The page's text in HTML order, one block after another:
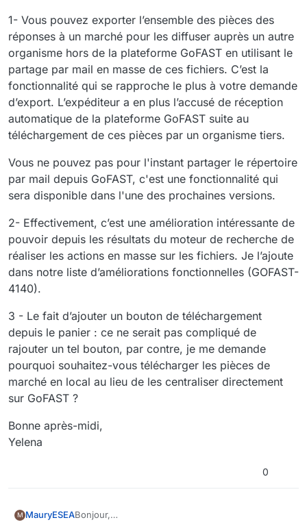
1- Vous pouvez exporter l’ensemble des pièces des
réponses à un marché pour les diffuser auprès un autre
organisme hors de la plateforme GoFAST en utilisant le
partage par mail en masse de ces fichiers. C’est la
fonctionnalité qui se rapproche le plus à votre demande
d’export. L’expéditeur a en plus l’accusé de réception
automatique de la plateforme GoFAST suite au
téléchargement de ces pièces par un organisme tiers.
Vous ne pouvez pas pour l'instant partager le répertoire
par mail depuis GoFAST, c'est une fonctionnalité qui
sera disponible dans l'une des prochaines versions.
2- Effectivement, c’est une amélioration intéressante de
pouvoir depuis les résultats du moteur de recherche de
réaliser les actions en masse sur les fichiers. Je l’ajoute
dans notre liste d’améliorations fonctionnelles (GOFAST-
4140).
3 - Le fait d’ajouter un bouton de téléchargement
depuis le panier : ce ne serait pas compliqué de
rajouter un tel bouton, par contre, je me demande
pourquoi souhaitez-vous télécharger les pièces de
marché en local au lieu de les centraliser directement
sur GoFAST ?
Bonne après-midi,
Yelena
0
M MauryESEABonjour,